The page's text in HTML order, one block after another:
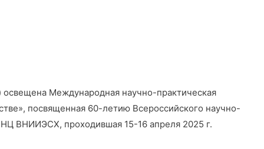
Международная научно-практическая
посвященная 60-летию Всероссийского научно-
ВНИИЭСХ, проходившая 15-16 апреля 2025 г.